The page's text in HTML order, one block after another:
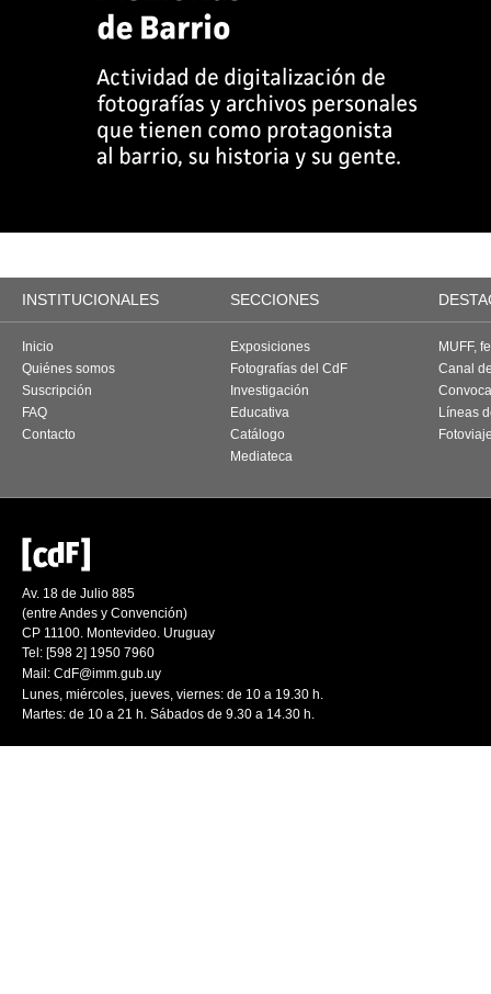
INSTITUCIONALES SECCIONES
Inicio
Quiénes somos
Suscripción
FAQ
Contacto
Exposiciones
Fotografías del CdF
Investigación
Educativa
Catálogo
Mediateca
MUFF,
Canal
Líneas
Av. 18 de Julio 885
(entre Andes y Convención)
CP 11100. Montevideo. Uruguay
Tel: [598 2] 1950 7960
Mail: CdF@imm.gub.uy
Lunes, miércoles, jueves, viernes: de 10 a 19.30 h.
Martes: de 10 a 21 h. Sábados de 9.30 a 14.30 h.